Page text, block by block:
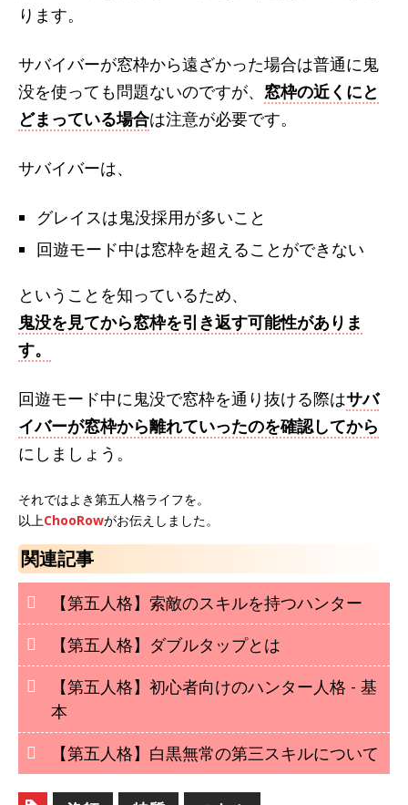
ります。
サバイバーが窓枠から遠ざかった場合は普通に鬼
没を使っても問題ないのですが、 窓枠の近くにと
どまっている場合は注意が必要です。
サバイバーは、
グレイスは鬼没採用が多いこと
回遊モード中は窓枠を超えることができない
ということを知っているため、
鬼没を見てから窓枠を引き返す可能性がありま
す。
回遊モード中に鬼没で窓枠を通り抜ける際はサバ
イバーが窓枠から離れていったのを確認してから
にしましょう。
それではよき第五人格ライフを。
以上ChooRowがお伝えしました。
関連記事
【第五人格】索敵のスキルを持つハンター
【第五人格】ダブルタップとは
【第五人格】初心者向けのハンター人格 - 基
本
【第五人格】白黒無常の第三スキルについて